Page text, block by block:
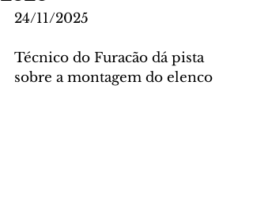
24/11/2025
Técnico do Furacão dá pista
sobre a montagem do elenco